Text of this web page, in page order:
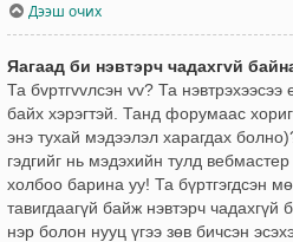
Дээш очих
Яагаад би нэвтэрч чадахгvй
Та бvртгvvлсэн vv? Та нэвтрэхээсээ
байх хэрэгтэй. Танд форумаас
энэ тухай мэдээлэл харагдах
гэдгийг нь мэдэхийн тулд
холбоо барина уу! Та бүртгэгдсэн
тавигдаагүй байж нэвтэрч чадахгүй
нэр болон нууц үгээ зөв бичсэн